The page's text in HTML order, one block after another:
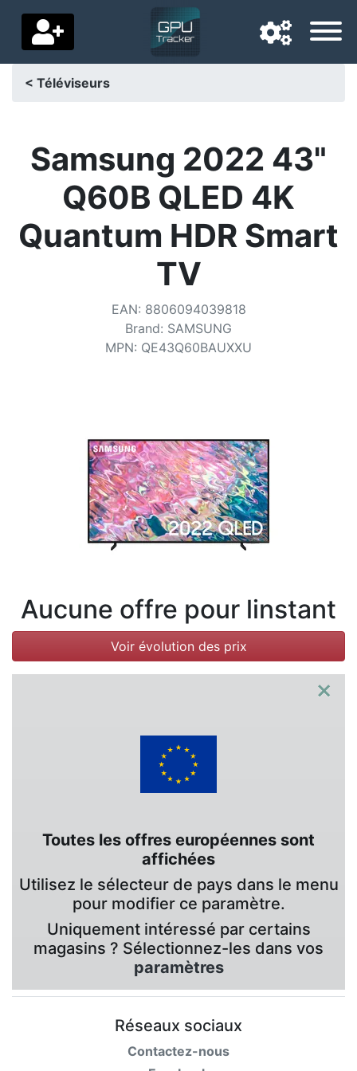
Pays de livraison
Baisses de prix
Paramètres
Contactez-nous
< Téléviseurs
Samsung 2022 43"
Q60B QLED 4K
Quantum HDR Smart
TV
EAN: 8806094039818
Brand: SAMSUNG
MPN: QE43Q60BAUXXU
Aucune offre pour linstant
Voir évolution des prix
×
Toutes les offres européennes sont
affichées
Utilisez le sélecteur de pays dans le menu
pour modifier ce paramètre.
Uniquement intéressé par certains
magasins ? Sélectionnez-les dans vos
paramètres
Réseaux sociaux
Contactez-nous